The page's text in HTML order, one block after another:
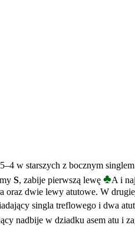
w starszych z bocznym
S, zabije pierwszą lewę ♣A i
oraz dwie lewy atutowe. W
singla treflowego i dwa
nadbije w dziadku asem atu i